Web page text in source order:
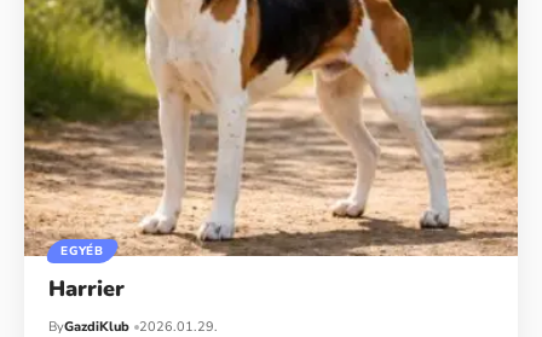
EGYÉB
Harrier
ByGazdiKlub 2026.01.29.